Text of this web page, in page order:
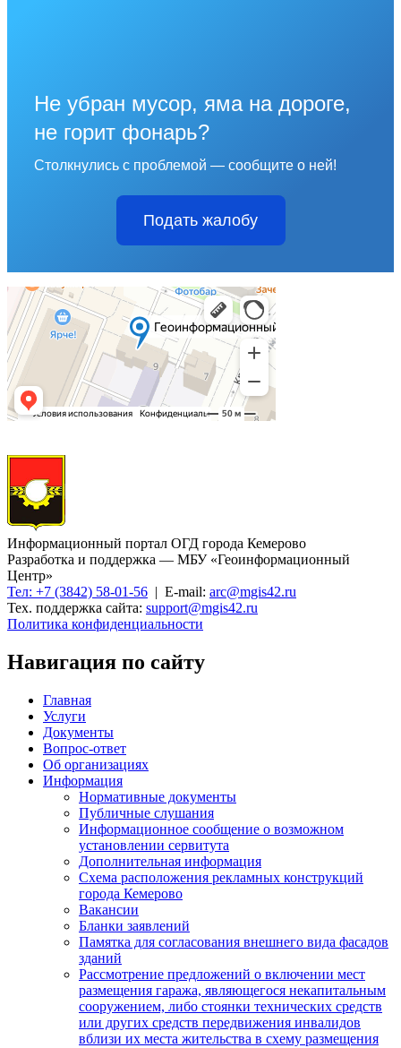
Не убран мусор, яма на дороге,
не горит фонарь?
Столкнулись с проблемой — сообщите о ней!
Подать жалобу
Информационный портал ОГД города Кемерово
Разработка и поддержка — МБУ «Геоинформационный
Центр»
Тел: +7 (3842) 58-01-56 | E-mail: arc@mgis42.ru
Тех. поддержка сайта: support@mgis42.ru
Политика конфиденциальности
Навигация по сайту
Главная
Услуги
Документы
Вопрос-ответ
Об организациях
Информация
Нормативные документы
Публичные слушания
Информационное сообщение о возможном
установлении сервитута
Дополнительная информация
Схема расположения рекламных конструкций
города Кемерово
Вакансии
Бланки заявлений
Памятка для согласования внешнего вида фасадов
зданий
Рассмотрение предложений о включении мест
размещения гаража, являющегося некапитальным
сооружением, либо стоянки технических средств
или других средств передвижения инвалидов
вблизи их места жительства в схему размещения